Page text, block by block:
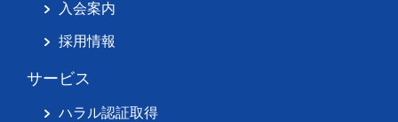
入会案内
採用情報
サービス
ハラル認証取得